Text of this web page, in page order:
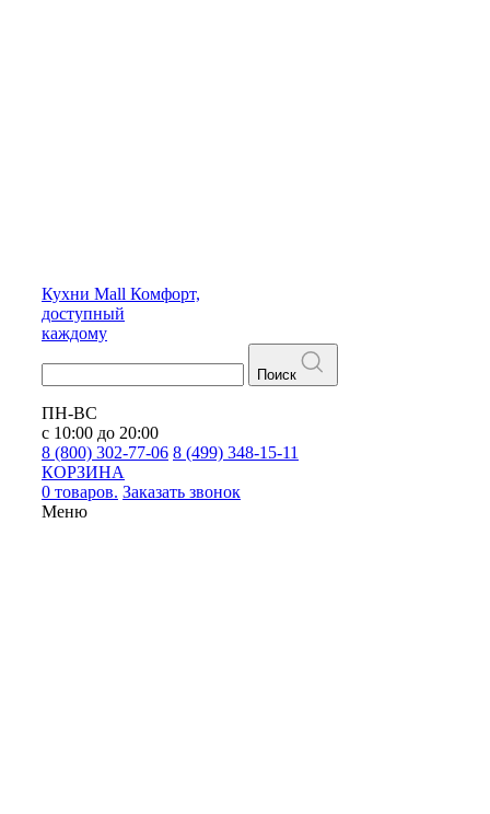
Кухни Mall Комфорт,
доступный
каждому
Поиск
ПН-ВС
с 10:00 до 20:00
8 (800) 302-77-06 8 (499) 348-15-11
КОРЗИНА
0 товаров. Заказать звонок
Меню